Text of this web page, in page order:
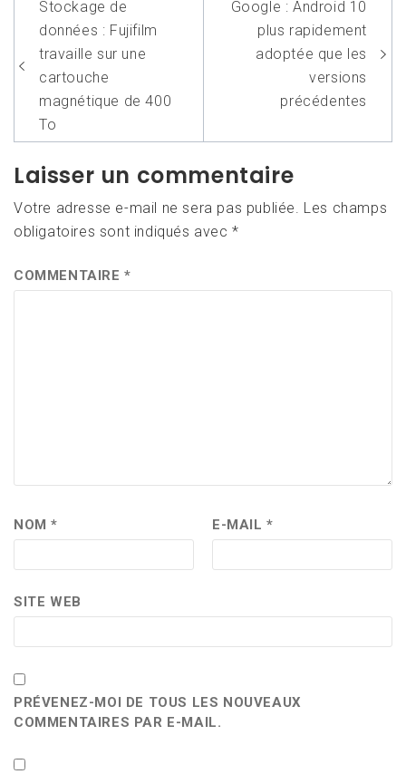
de
l’article
Stockage de
données : Fujifilm
travaille sur une
cartouche
magnétique de 400
To
Google : Android 10
plus rapidement
adoptée que les
versions
précédentes
Laisser un commentaire
Votre adresse e-mail ne sera pas publiée. Les champs
obligatoires sont indiqués avec*
COMMENTAIRE*
NOM* E-MAIL*
SITE WEB
PRÉVENEZ-MOI DE TOUS LES NOUVEAUX
COMMENTAIRES PAR E-MAIL.